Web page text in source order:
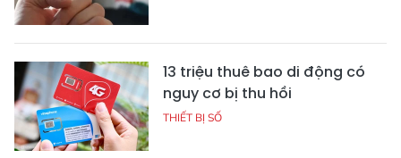
13 triệu thuê bao di động có
nguy cơ bị thu hồi
THIẾT BỊ SỐ